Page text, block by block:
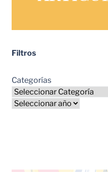
Filtros
Categorías
A